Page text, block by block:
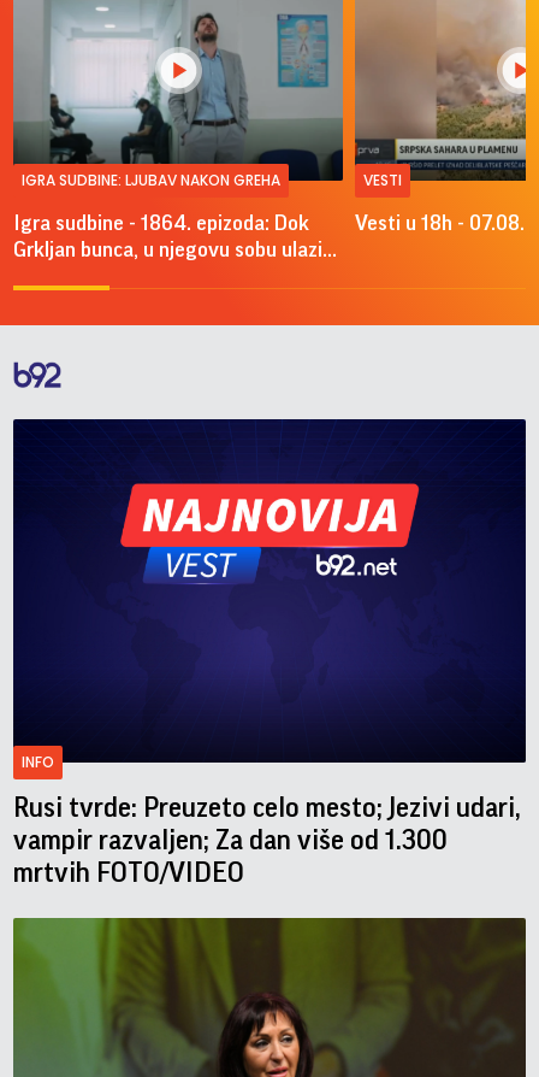
IGRA SUDBINE: LJUBAV NAKON GREHA
Igra sudbine - 1864. epizoda: Dok
Grkljan bunca, u njegovu sobu ulazi...
VESTI
Vesti u 18h -
INFO
Rusi tvrde: Preuzeto celo mesto; Jezivi udari,
vampir razvaljen; Za dan više od 1.300
mrtvih FOTO/VIDEO